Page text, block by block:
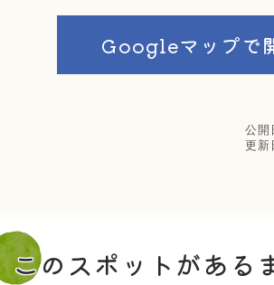
Googleマップで
公開
更新
このスポットがある